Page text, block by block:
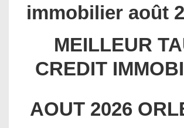
immobilier août
MEILLEUR
CREDIT
AOUT 2026